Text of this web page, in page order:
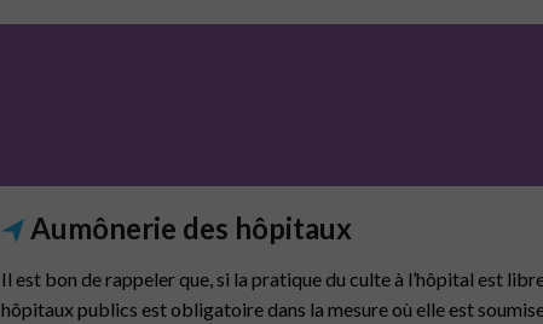
Aumônerie des hôpitaux
Il est bon de rappeler que, si la pratique du culte à l’hôpital est
hôpitaux publics est obligatoire dans la mesure où elle est